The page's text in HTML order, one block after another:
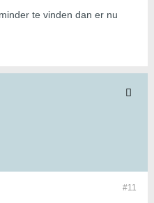
te vinden dan er nu
#11